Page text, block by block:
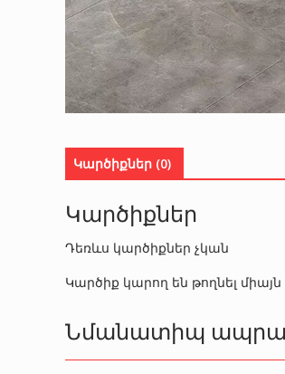
Կարծիքներ (0)
Կարծիքներ
Դեռևս կարծիքներ չկան
Կարծիք կարող են թողնել
Նմանատիպ